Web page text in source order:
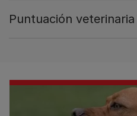
Puntuación veterinaria